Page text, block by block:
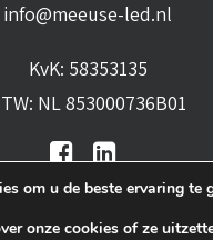
info@meeuse-led.nl
KvK: 58353135
NL 853000736B01
om u de beste ervaring te
onze cookies of ze